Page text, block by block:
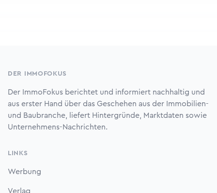
DER IMMOFOKUS
Der ImmoFokus berichtet und informiert nachhaltig und
aus erster Hand über das Geschehen aus der Immobilien-
und Baubranche, liefert Hintergründe, Marktdaten sowie
Unternehmens-Nachrichten.
LINKS
Werbung
Verlag